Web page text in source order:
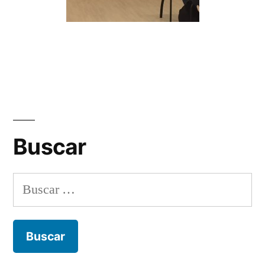
Buscar
Buscar: